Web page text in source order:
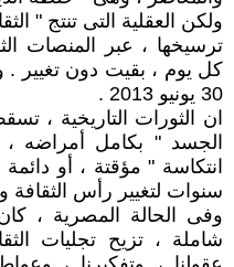
ولكن العقلية التى تنتج "
ترسيخها ، عبر المنصات
كل يوم ، بقيت دون تغيير .
30 يونيو 2013 .
ان الثورات التاريخية ،
الجسد " بكامل أمراضه ،
انتكاسة " مؤقتة ، أو
سنوات لتغيير رأس الثقافة
وفى الحالة المصرية ،
شاملة ، تزيح تجليات